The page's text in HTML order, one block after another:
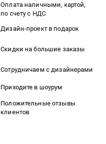
Оплата наличными, картой,
по счету с НДС
Дизайн-проект в подарок
Скидки на большие заказы
Сотрудничаем с дизайнерами
Приходите в шоурум
Положительные отзывы
клиентов